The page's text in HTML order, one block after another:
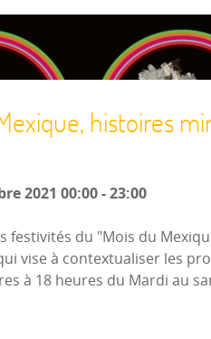
histoires
2021 00:00-23:00
festivités du "Mois du
vise à contextualiser les
à 18 heures du Mardi au